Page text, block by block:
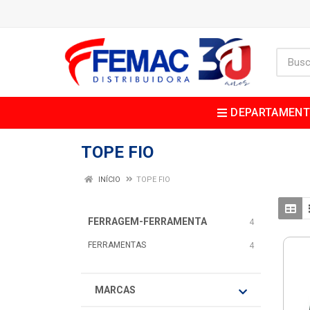
TOPE FIO
INÍCIO TOPE FIO
FERRAGEM-FERRAMENTA 4
FERRAMENTAS 4
MARCAS